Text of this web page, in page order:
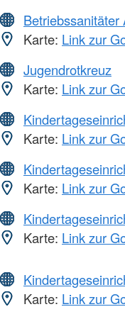
Betriebssanitäter
Karte: Link zur
Jugendrotkreuz
Karte: Link zur
Karte: Link zur
Karte: Link zur
Karte: Link zur
Karte: Link zur